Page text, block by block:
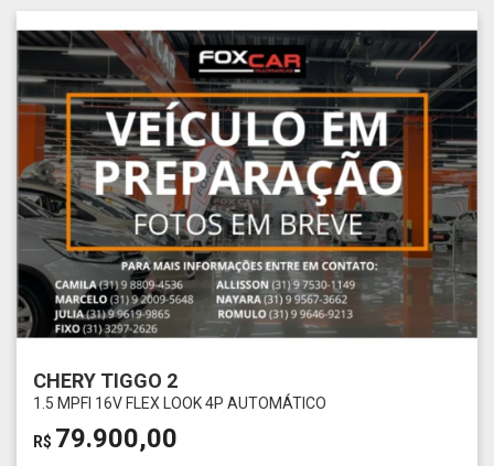
CHERY TIGGO 2
1.5 MPFI 16V FLEX LOOK 4P AUTOMÁTICO
R$ 79.900,00